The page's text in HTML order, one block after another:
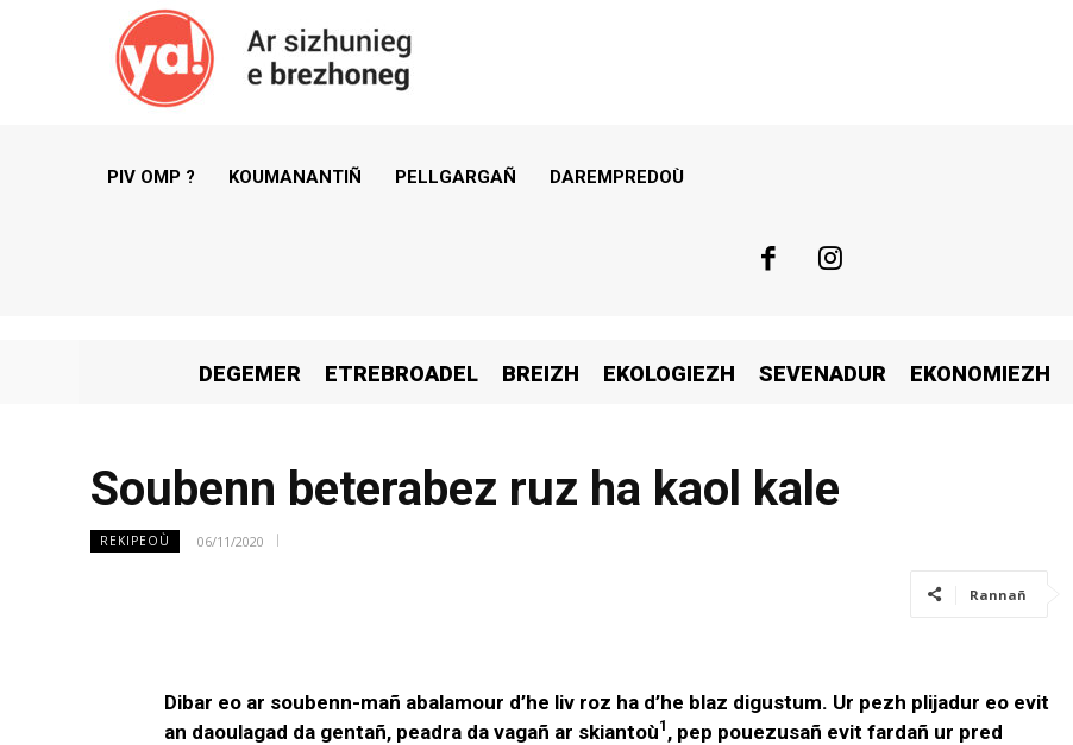
PIV OMP ? KOUMANANTIÑ PELLGARGAÑ DAREMPREDOÙ
DEGEMER ETREBROADEL BREIZH EKOLOGIEZH SEVENADUR EKONOMIEZH
Soubenn beterabez ruz ha kaol kale
REKIPEOÙ 06/11/2020
Rannañ
Dibar eo ar soubenn-mañ abalamour d’he liv roz ha d’he blaz digustum. Ur pezh plijadur eo evit
an daoulagad da gentañ, peadra da vagañ ar skiantoù1 , pep pouezusañ evit fardañ ur pred